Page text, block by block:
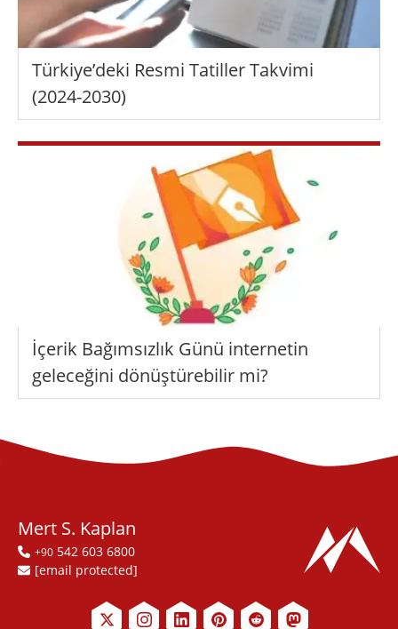
Türkiye’deki Resmi Tatiller Takvimi
(2024-2030)
İçerik Bağımsızlık Günü internetin
geleceğini dönüştürebilir mi?
Mert S. Kaplan
+90 542 603 6800
[email protected]